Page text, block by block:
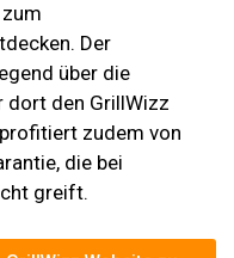
Der
über die
dort den GrillWizz
zudem von
die bei
greift.